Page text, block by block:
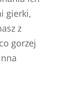
gierki,
z
gorzej